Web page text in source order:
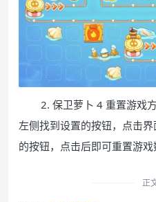
2. 保卫萝卜 4 重置游戏
左侧找到设置的按钮，点击
的按钮，点击后即可重置游戏
正